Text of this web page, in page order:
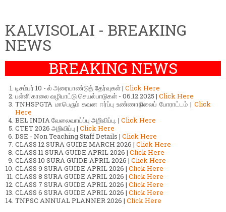
KALVISOLAI - BREAKING
NEWS
BREAKING NEWS
டிசம்பர் 10 - ல் அரையாண்டுத் தேர்வுகள் | Click Here
பள்ளி காலை வழிபாட்டு செயல்பாடுகள் - 06.12.2025 | Click Here
TNHSPGTA மாபெரும் கவன ஈர்ப்பு உண்ணாநிலைப் போராட்டம் | Click
Here
BEL INDIA வேலைவாய்ப்பு அறிவிப்பு. | Click Here
CTET 2026 அறிவிப்பு | Click Here
DSE - Non Teaching Staff Details | Click Here
CLASS 12 SURA GUIDE MARCH 2026 | Click Here
CLASS 11 SURA GUIDE APRIL 2026 | Click Here
CLASS 10 SURA GUIDE APRIL 2026 | Click Here
CLASS 9 SURA GUIDE APRIL 2026 | Click Here
CLASS 8 SURA GUIDE APRIL 2026 | Click Here
CLASS 7 SURA GUIDE APRIL 2026 | Click Here
CLASS 6 SURA GUIDE APRIL 2026 | Click Here
TNPSC ANNUAL PLANNER 2026 | Click Here